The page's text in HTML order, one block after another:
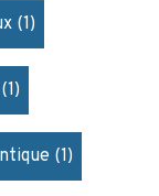
(1)
(1)